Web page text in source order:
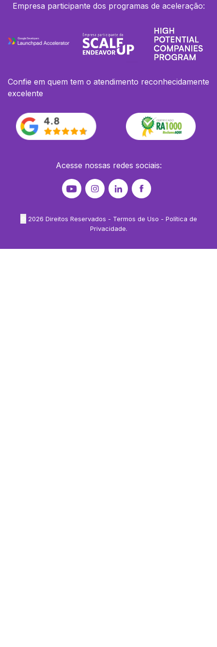
Empresa participante dos programas de aceleração:
Confie em quem tem o atendimento reconhecidamente
excelente
Acesse nossas redes sociais:
2026 Direitos Reservados - Termos de Uso - Política de
Privacidade.